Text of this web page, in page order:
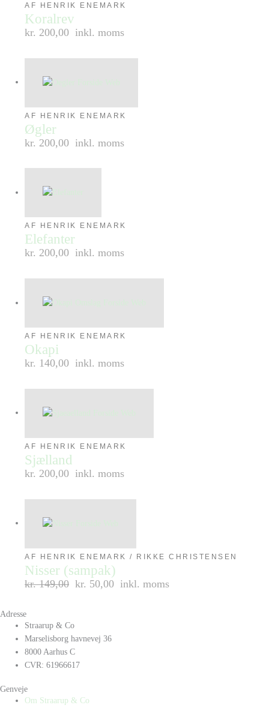
AF HENRIK ENEMARK
Koralrev
kr. 200,00 inkl. moms
AF HENRIK ENEMARK
Øgler
kr. 200,00 inkl. moms
AF HENRIK ENEMARK
Elefanter
kr. 200,00 inkl. moms
AF HENRIK ENEMARK
Okapi
kr. 140,00 inkl. moms
AF HENRIK ENEMARK
Sjælland
kr. 200,00 inkl. moms
AF HENRIK ENEMARK / RIKKE CHRISTENSEN
Nisser (sampak)
kr.149,00 kr. 50,00 inkl. moms
Adresse
Straarup & Co
Marselisborg havnevej 36
8000 Aarhus C
CVR: 61966617
Genveje
Om Straarup & Co